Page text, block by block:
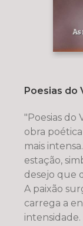
Poesias do
"Poesias do
obra
mais
estação,
desejo que
A paixão
carrega a energia de um amor vivido com
intensidade. Este é o segundo volume de